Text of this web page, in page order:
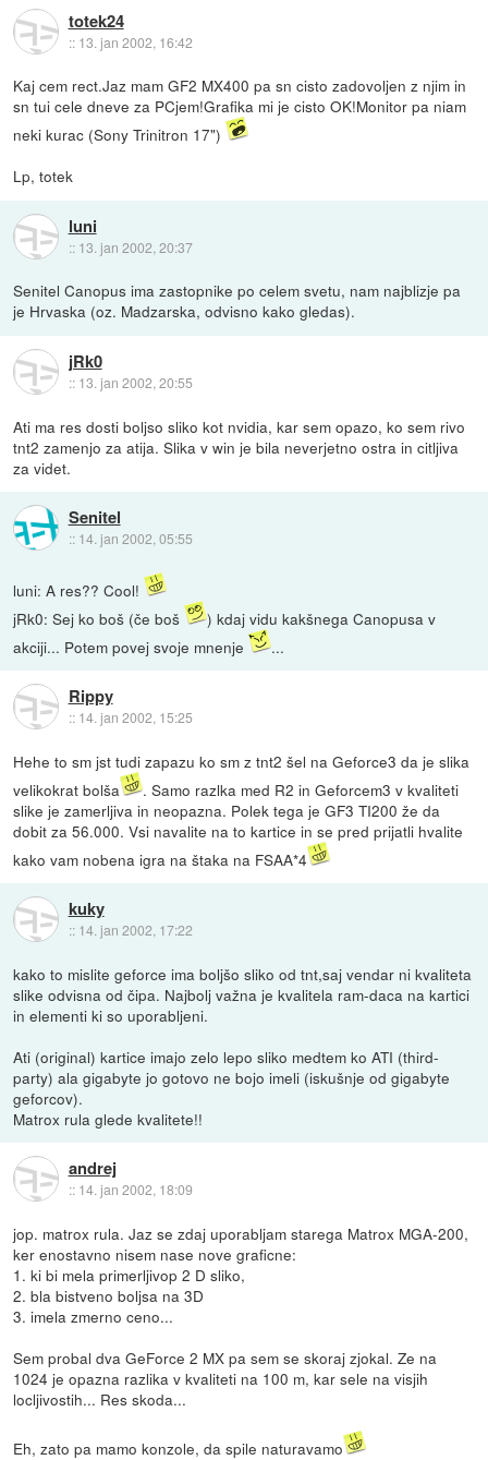
totek24
:: 13. jan 2002, 16:42
Kaj cem rect.Jaz mam GF2 MX400 pa sn cisto zadovoljen z njim in
sn tui cele dneve za PCjem!Grafika mi je cisto OK!Monitor pa niam
neki kurac (Sony Trinitron 17")
Lp, totek
luni
:: 13. jan 2002, 20:37
Senitel Canopus ima zastopnike po celem svetu, nam najblizje pa
je Hrvaska (oz. Madzarska, odvisno kako gledas).
jRk0
:: 13. jan 2002, 20:55
Ati ma res dosti boljso sliko kot nvidia, kar sem opazo, ko sem rivo
tnt2 zamenjo za atija. Slika v win je bila neverjetno ostra in citljiva
za videt.
Senitel
:: 14. jan 2002, 05:55
luni: A res?? Cool!
jRk0: Sej ko boš (če boš
) kdaj vidu kakšnega Canopusa v
akciji... Potem povej svoje mnenje
...
Rippy
:: 14. jan 2002, 15:25
Hehe to sm jst tudi zapazu ko sm z tnt2 šel na Geforce3 da je slika
velikokrat bolša
. Samo razlka med R2 in Geforcem3 v kvaliteti
slike je zamerljiva in neopazna. Polek tega je GF3 TI200 že da
dobit za 56.000. Vsi navalite na to kartice in se pred prijatli hvalite
kako vam nobena igra na štaka na FSAA*4
kuky
:: 14. jan 2002, 17:22
kako to mislite geforce ima boljšo sliko od tnt,saj vendar ni kvaliteta
slike odvisna od čipa. Najbolj važna je kvalitela ram-daca na kartici
in elementi ki so uporabljeni.
Ati (original) kartice imajo zelo lepo sliko medtem ko ATI (third-
party) ala gigabyte jo gotovo ne bojo imeli (iskušnje od gigabyte
geforcov).
Matrox rula glede kvalitete!!
andrej
:: 14. jan 2002, 18:09
jop. matrox rula. Jaz se zdaj uporabljam starega Matrox MGA-200,
ker enostavno nisem nase nove graficne:
1. ki bi mela primerljivop 2 D sliko,
2. bla bistveno boljsa na 3D
3. imela zmerno ceno...
Sem probal dva GeForce 2 MX pa sem se skoraj zjokal. Ze na
1024 je opazna razlika v kvaliteti na 100 m, kar sele na visjih
locljivostih... Res skoda...
Eh, zato pa mamo konzole, da spile naturavamo